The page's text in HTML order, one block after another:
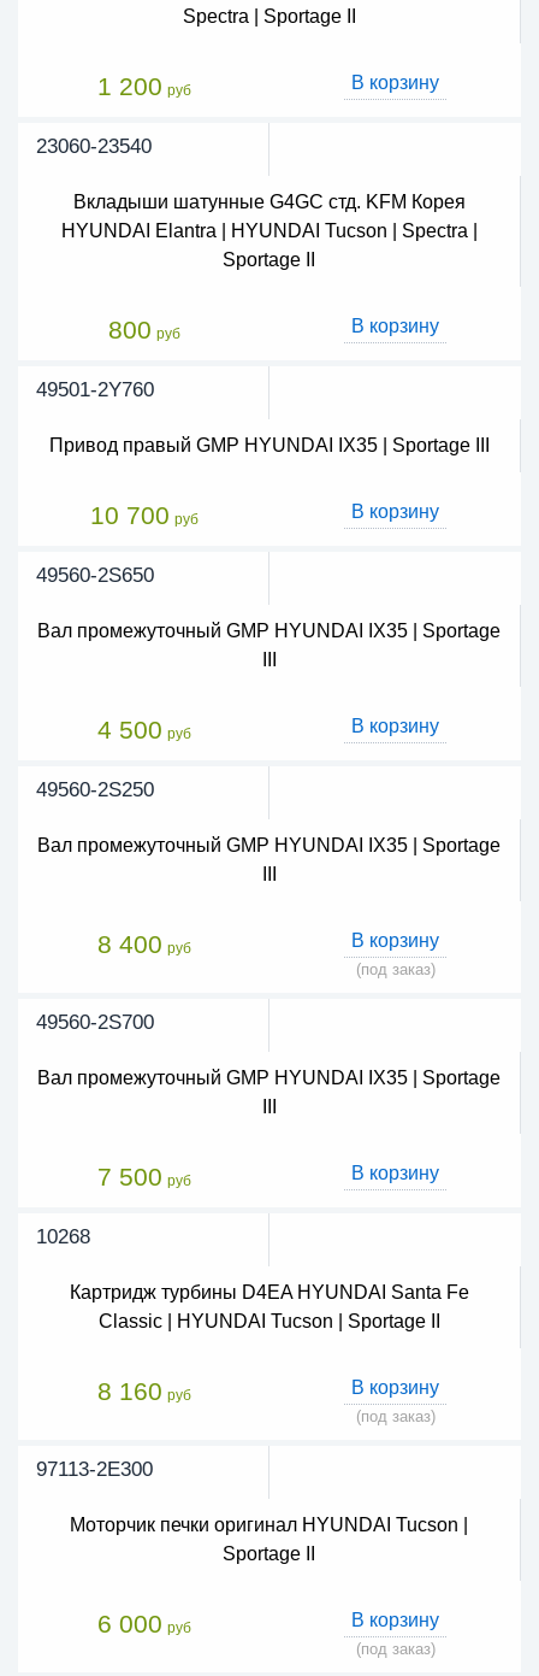
Spectra | Sportage II
1 200 руб В корзину
23060-23540
Вкладыши шатунные G4GC стд. KFM Корея
HYUNDAI Elantra | HYUNDAI Tucson | Spectra |
Sportage II
800 руб В корзину
49501-2Y760
Привод правый GMP HYUNDAI IX35 | Sportage III
10 700 руб В корзину
49560-2S650
Вал промежуточный GMP HYUNDAI IX35 | Sportage
4 500 руб В корзину
49560-2S250
Вал промежуточный GMP HYUNDAI IX35 | Sportage
8 400 руб В корзину
(под заказ)
49560-2S700
Вал промежуточный GMP HYUNDAI IX35 | Sportage
7 500 руб В корзину
10268
Картридж турбины D4EA HYUNDAI Santa Fe
Classic | HYUNDAI Tucson | Sportage II
8 160 руб В корзину
(под заказ)
97113-2E300
Моторчик печки оригинал HYUNDAI Tucson |
Sportage II
6 000 руб В корзину
(под заказ)